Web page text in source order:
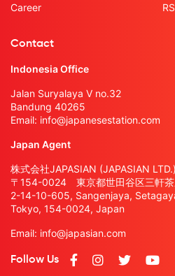
Career
Contact
Indonesia Office
Jalan Suryalaya V no.32
Bandung 40265
Email: info@japanesestation.com
Japan Agent
株式会社JAPASIAN (JAPASIAN LTD.)
〒154-0024 東京都世田谷区三軒
2-14-10-605, Sangenjaya,
Tokyo, 154-0024, Japan
Email: info@japasian.com
Follow Us